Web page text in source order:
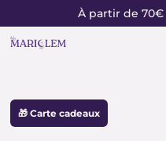
au
contenu
À partir de 70€
🎁 Carte cadeaux